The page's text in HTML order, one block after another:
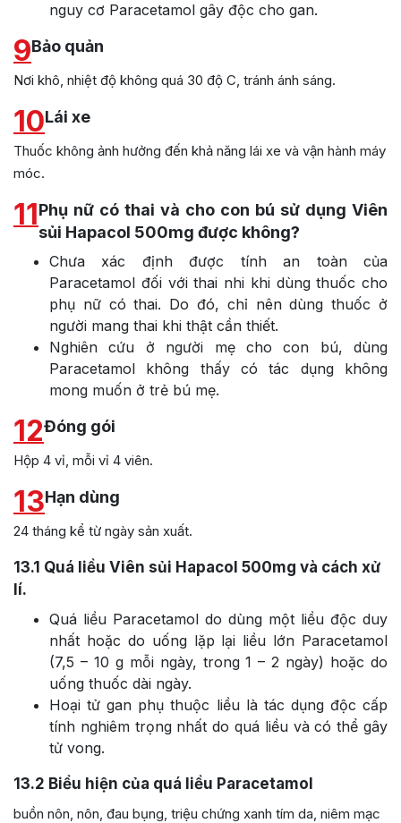
nguy cơ Paracetamol gây độc cho gan.
9Bảo quản
Nơi khô, nhiệt độ không quá 30 độ C, tránh ánh sáng.
10Lái xe
Thuốc không ảnh hưởng đến khả năng lái xe và vận hành máy
móc.
11Phụ nữ có thai và cho con bú sử dụng Viên
sủi Hapacol 500mg được không?
Chưa xác định được tính an toàn của
Paracetamol đối với thai nhi khi dùng thuốc cho
phụ nữ có thai. Do đó, chỉ nên dùng thuốc ở
người mang thai khi thật cần thiết.
Nghiên cứu ở người mẹ cho con bú, dùng
Paracetamol không thấy có tác dụng không
mong muốn ở trẻ bú mẹ.
12Đóng gói
Hộp 4 vỉ, mỗi vỉ 4 viên.
13Hạn dùng
24 tháng kể từ ngày sản xuất.
13.1 Quá liều Viên sủi Hapacol 500mg và cách xử
lí.
Quá liều Paracetamol do dùng một liều độc duy
nhất hoặc do uống lặp lại liều lớn Paracetamol
(7,5 – 10 g mỗi ngày, trong 1 – 2 ngày) hoặc do
uống thuốc dài ngày.
Hoại tử gan phụ thuộc liều là tác dụng độc cấp
tính nghiêm trọng nhất do quá liều và có thể gây
tử vong.
13.2 Biểu hiện của quá liều Paracetamol
buồn nôn, nôn, đau bụng, triệu chứng xanh tím da, niêm mạc